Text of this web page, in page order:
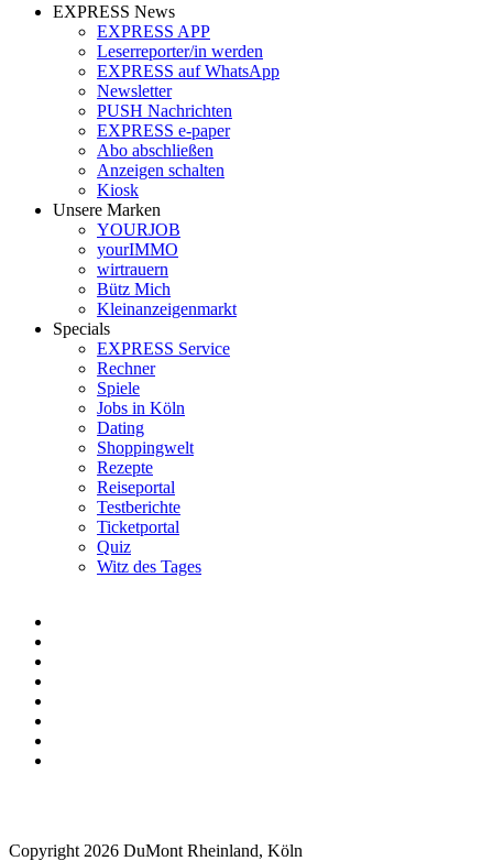
EXPRESS News
EXPRESS APP
Leserreporter/in werden
EXPRESS auf WhatsApp
Newsletter
PUSH Nachrichten
EXPRESS e-paper
Abo abschließen
Anzeigen schalten
Kiosk
Unsere Marken
YOURJOB
yourIMMO
wirtrauern
Bütz Mich
Kleinanzeigenmarkt
Specials
EXPRESS Service
Rechner
Spiele
Jobs in Köln
Dating
Shoppingwelt
Rezepte
Reiseportal
Testberichte
Ticketportal
Quiz
Witz des Tages
Copyright 2026 DuMont Rheinland, Köln